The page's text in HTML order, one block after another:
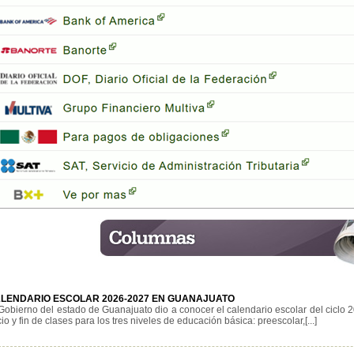
ESCOLAR 2026-2027 EN GUANAJUATO
del estado de Guanajuato dio a conocer el calendario escolar del ciclo
y fin de clases para los tres niveles de educación básica: preescolar,[...]